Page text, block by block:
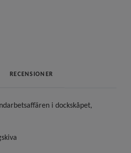
RECENSIONER
i dockskåpet,